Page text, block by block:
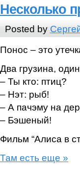
Несколько
Posted by
Понос – это
Два грузина,
– Ты кто: птиц?
– Нэт: рыб!
– А пачэму на
– Бэшеный!
Фильм “Алиса в
Там есть еще »